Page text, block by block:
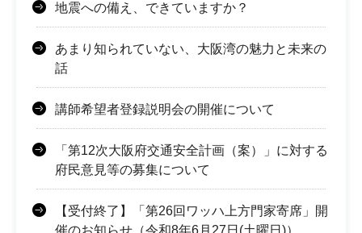
地震への備え、できていますか？
あまり知られていない、大阪湾の魅力と未来の
話
講師希望者登録説明会の開催について
「第12次大阪府交通安全計画（案）」に対する
府民意見等の募集について
【受付終了】「第26回ワッハ上方門家寄席」開